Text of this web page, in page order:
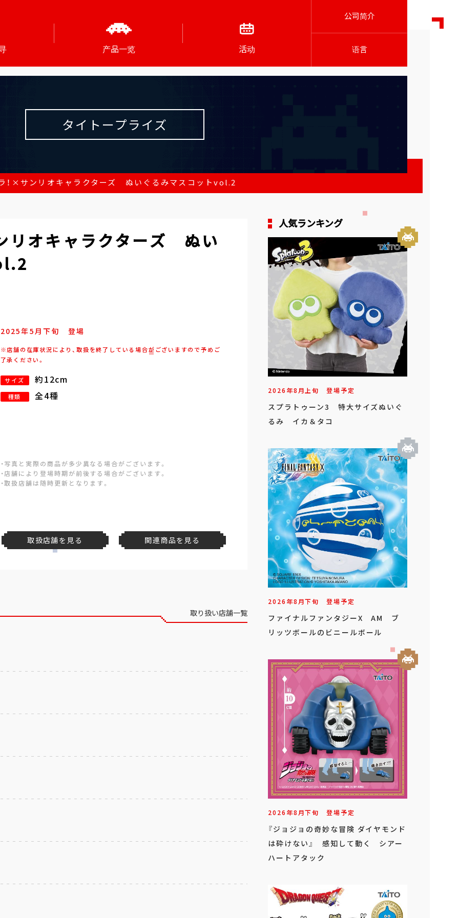
产品一览 活动
公司简介
语言
タイトープライズ
！×サンリオキャラクターズ ぬいぐるみマスコットvol.2
リオキャラクターズ ぬい
2025年5月下旬 登場
※店舗の在庫状況により、取扱を終了している場合がございますので予めご
了承ください。
サイズ 約12cm
種類 全4種
・写真と実際の商品が多少異なる場合がございます。
・店舗により登場時期が前後する場合がございます。
・取扱店舗は随時更新となります。
取扱店舗を見る 関連商品を見る
取り扱い店舗一覧
人気ランキング
2026年8月上旬 登場予定
スプラトゥーン3 特大サイズぬいぐ
るみ イカ＆タコ
2026年8月下旬 登場予定
ファイナルファンタジーX AM ブ
リッツボールのビニールボール
2026年8月下旬 登場予定
『ジョジョの奇妙な冒険 ダイヤモンド
は砕けない』 感知して動く シアー
ハートアタック